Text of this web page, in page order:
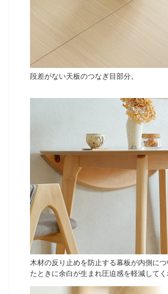
段差がない天板のつなぎ目部分。
木材の反り止めを防止する幕板が内側に
たときに余白が生まれ圧迫感を軽減してく